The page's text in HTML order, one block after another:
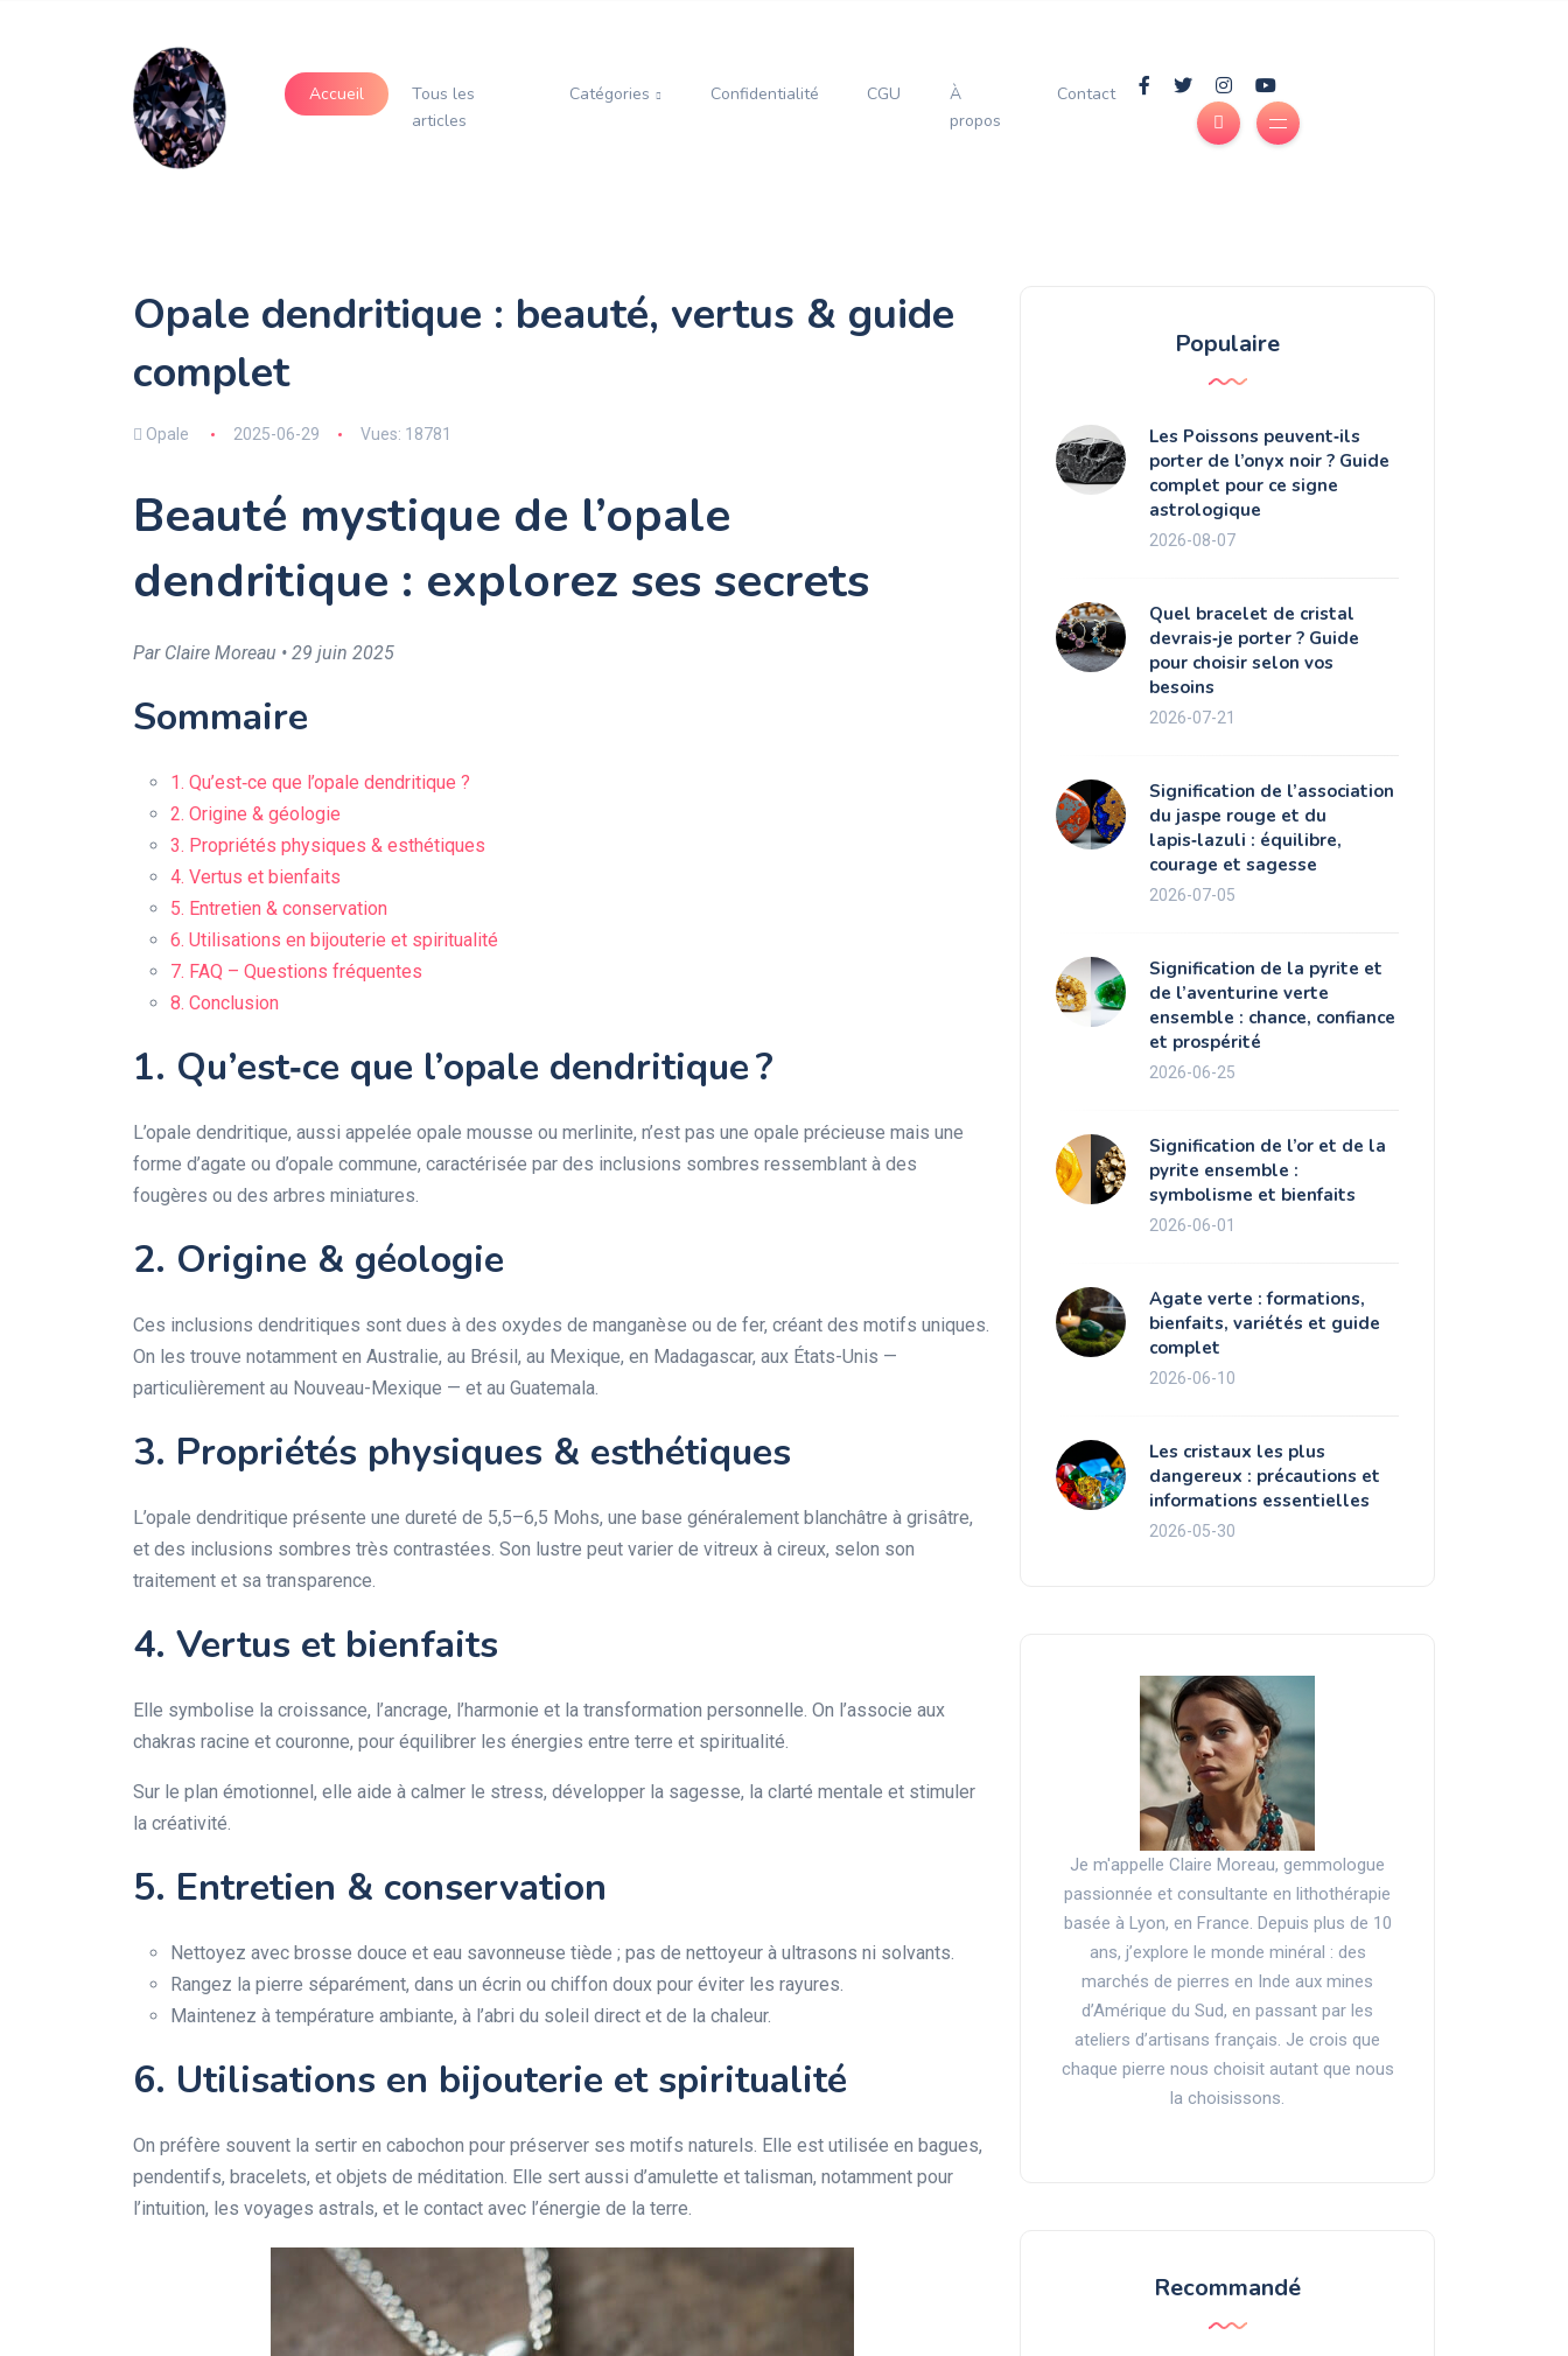
Accueil
Tous les
articles
Catégories Confidentialité CGU
À
propos
Contact
Opale dendritique : beauté, vertus & guide
complet
Opale 2025-06-29 Vues: 18781
Beauté mystique de l’opale
dendritique : explorez ses secrets
Par Claire Moreau • 29 juin 2025
Sommaire
1. Qu’est‑ce que l’opale dendritique ?
2. Origine & géologie
3. Propriétés physiques & esthétiques
4. Vertus et bienfaits
5. Entretien & conservation
6. Utilisations en bijouterie et spiritualité
7. FAQ – Questions fréquentes
8. Conclusion
1. Qu’est‑ce que l’opale dendritique ?
L’opale dendritique, aussi appelée opale mousse ou merlinite, n’est pas une opale précieuse mais une
forme d’agate ou d’opale commune, caractérisée par des inclusions sombres ressemblant à des
fougères ou des arbres miniatures.
2. Origine & géologie
Ces inclusions dendritiques sont dues à des oxydes de manganèse ou de fer, créant des motifs uniques.
On les trouve notamment en Australie, au Brésil, au Mexique, en Madagascar, aux États-Unis —
particulièrement au Nouveau-Mexique — et au Guatemala.
3. Propriétés physiques & esthétiques
L’opale dendritique présente une dureté de 5,5–6,5 Mohs, une base généralement blanchâtre à grisâtre,
et des inclusions sombres très contrastées. Son lustre peut varier de vitreux à cireux, selon son
traitement et sa transparence.
4. Vertus et bienfaits
Elle symbolise la croissance, l’ancrage, l’harmonie et la transformation personnelle. On l’associe aux
chakras racine et couronne, pour équilibrer les énergies entre terre et spiritualité.
Sur le plan émotionnel, elle aide à calmer le stress, développer la sagesse, la clarté mentale et stimuler
la créativité.
5. Entretien & conservation
Nettoyez avec brosse douce et eau savonneuse tiède ; pas de nettoyeur à ultrasons ni solvants.
Rangez la pierre séparément, dans un écrin ou chiffon doux pour éviter les rayures.
Maintenez à température ambiante, à l’abri du soleil direct et de la chaleur.
6. Utilisations en bijouterie et spiritualité
On préfère souvent la sertir en cabochon pour préserver ses motifs naturels. Elle est utilisée en bagues,
pendentifs, bracelets, et objets de méditation. Elle sert aussi d’amulette et talisman, notamment pour
l’intuition, les voyages astrals, et le contact avec l’énergie de la terre.
Populaire
Les Poissons peuvent‑ils
porter de l’onyx noir ? Guide
complet pour ce signe
astrologique
2026-08-07
Quel bracelet de cristal
devrais‑je porter ? Guide
pour choisir selon vos
besoins
2026-07-21
Signification de l’association
du jaspe rouge et du
lapis‑lazuli : équilibre,
courage et sagesse
2026-07-05
Signification de la pyrite et
de l’aventurine verte
ensemble : chance, confiance
et prospérité
2026-06-25
Signification de l’or et de la
pyrite ensemble :
symbolisme et bienfaits
2026-06-01
Agate verte : formations,
bienfaits, variétés et guide
complet
2026-06-10
Les cristaux les plus
dangereux : précautions et
informations essentielles
2026-05-30
Je m'appelle Claire Moreau, gemmologue
passionnée et consultante en lithothérapie
basée à Lyon, en France. Depuis plus de 10
ans, j’explore le monde minéral : des
marchés de pierres en Inde aux mines
d’Amérique du Sud, en passant par les
ateliers d’artisans français. Je crois que
chaque pierre nous choisit autant que nous
la choisissons.
Recommandé